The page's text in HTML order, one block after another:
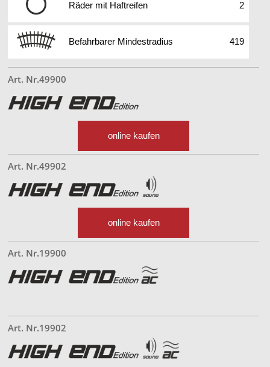
Räder mit Haftreifen 2
Befahrbarer Mindestradius 419
Art. Nr.49900
online kaufen
Art. Nr.49902
online kaufen
Art. Nr.19900
Art. Nr.19902